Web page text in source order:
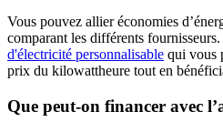
Vous pouvez allier économies
comparant les différents
d'électricité personnalisable qui vous
prix du kilowattheure tout en
Que peut-on financer avec